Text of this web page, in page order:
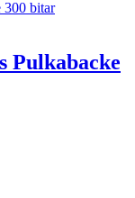
Pulkabacke